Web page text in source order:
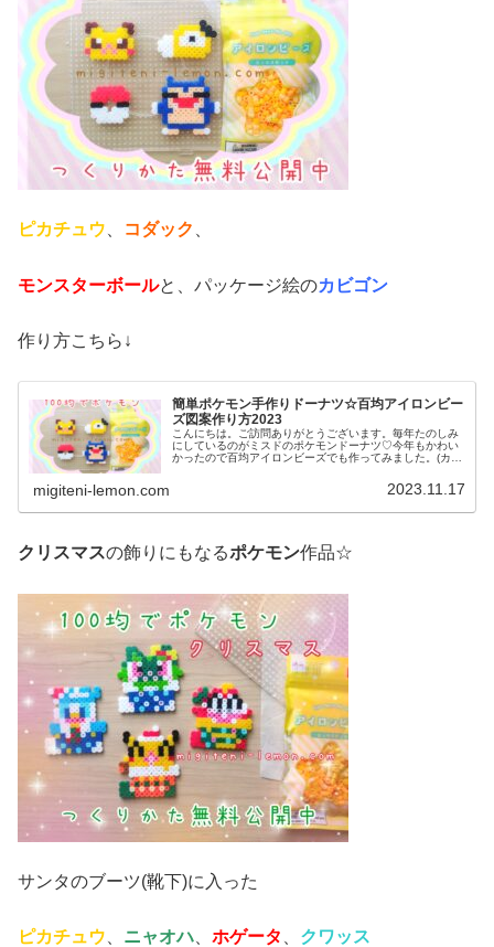
ピカチュウ コダック
モンスターボールと、パッケージ絵のカビゴン
作り方こちら↓
簡単ポケモン手作りドーナツ☆百均アイロンビー
ズ図案作り方2023
こんにちは。ご訪問ありがとうございます。毎年たのしみ
にしているのがミスドのポケモンドーナツ♡今年もかわい
かったので百均アイロンビーズでも作ってみました。(カビ
migiteni-lemon.com 2023.11.17
クリスマスの飾りにもなるポケモン作品☆
サンタのブーツ(靴下)に入った
ピカチュウ、 ニャオハ、 ホゲータ 、 クワッス